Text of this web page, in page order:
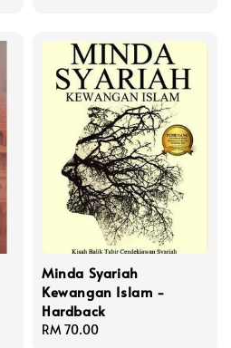
Minda Syariah
Kewangan Islam -
Hardback
Regular
RM 70.00